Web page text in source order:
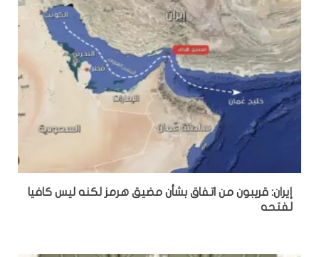
إيران: قريبون من اتفاق بشأن مضيق هرمز لكنه ليس كافيا
لفتحه